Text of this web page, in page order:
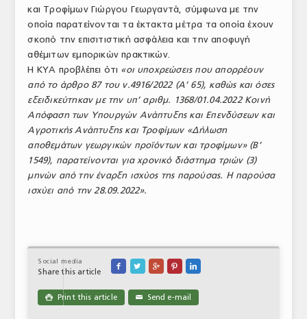
ΕΛΛΗΝΙΚΗ ΝΟΜΟΘΕΣΙΑ
ΕΥΡΩΠΑΪΚΗ ΝΟΜΟΘΕΣΙΑ
ΤΟ ΠΕΡΙΟΔΙΚΟ
Profile
ΑΡΧΕΙΟ ΤΕΥΧΩΝ
ΣΥΝΕΔΡΙΟ ΚΡΕΑΤΟΣ
και Τροφίμων Γιώργου Γεωργαντά, σύμφωνα με την
οποία παρατείνονται τα έκτακτα μέτρα τα οποία έχουν
σκοπό την επισιτιστική ασφάλεια και την αποφυγή
αθέμιτων εμπορικών πρακτικών.
Η ΚΥΑ προβλέπει ότι «οι υποχρεώσεις που απορρέουν
από το άρθρο 87 του ν.4916/2022 (Α’ 65), καθώς και όσες
εξειδικεύτηκαν με την υπ’ αριθμ. 1368/01.04.2022 Κοινή
Απόφαση των Υπουργών Ανάπτυξης και Επενδύσεων και
Αγροτικής Ανάπτυξης και Τροφίμων «Δήλωση
αποθεμάτων γεωργικών προϊόντων και τροφίμων» (Β’
1549), παρατείνονται για χρονικό διάστημα τριών (3)
μηνών από την έναρξη ισχύος της παρούσας. Η παρούσα
ισχύει από την 28.09.2022».
Social media
Share this article
    
 Print this article ✉ Send e-mail